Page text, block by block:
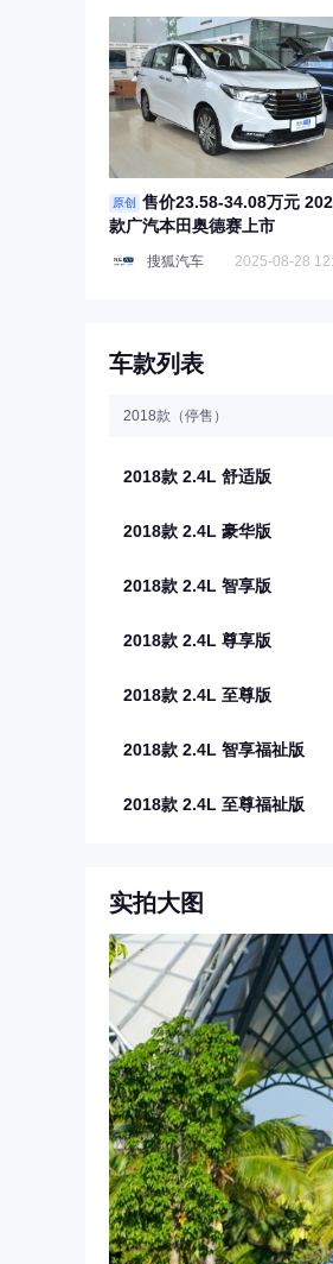
原创
售价23.58-34.08万元
款广汽本田奥德赛上市
搜狐汽车 2025-08-28
车款列表
2018款（停售）
2018款 2.4L 舒适版
2018款 2.4L 豪华版
2018款 2.4L 智享版
2018款 2.4L 尊享版
2018款 2.4L 至尊版
2018款 2.4L 智享福祉版
2018款 2.4L 至尊福祉版
实拍大图